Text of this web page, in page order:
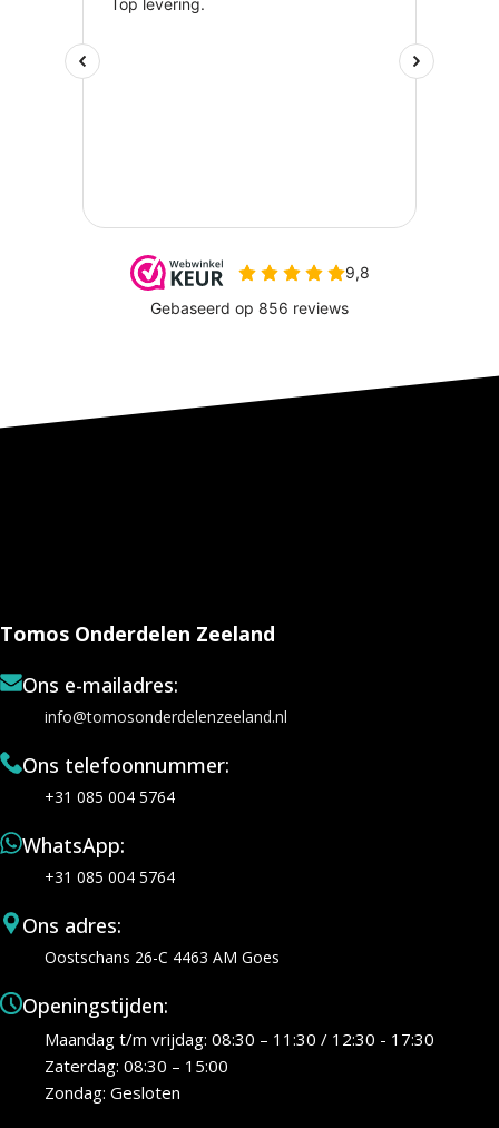
Tomos Onderdelen Zeeland
Ons e-mailadres:
info@tomosonderdelenzeeland.nl
Ons telefoonnummer:
+31 085 004 5764
WhatsApp:
+31 085 004 5764
Ons adres:
Oostschans 26-C 4463 AM Goes
Openingstijden:
Maandag t/m vrijdag: 08:30 – 11:30 / 12:30 - 17:30
Zaterdag: 08:30 – 15:00
Zondag: Gesloten